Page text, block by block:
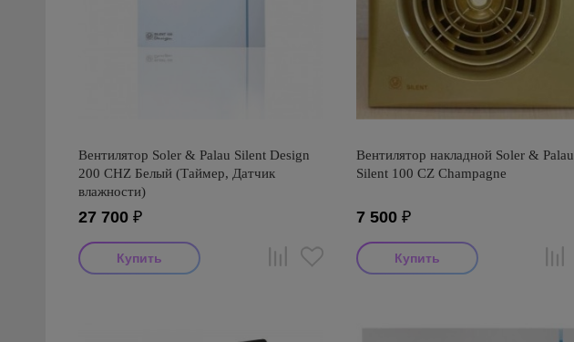
Вентилятор Soler & Palau Silent Design
200 CHZ Белый (Таймер, Датчик
влажности)
27 700 ₽
Вентилятор накладной Soler & Palau
Silent 100 CZ Champagne
7 500₽